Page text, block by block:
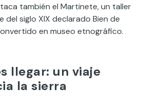
también el Martinete, un taller
siglo XIX declarado Bien de
en museo etnográfico.
llegar: un viaje
la sierra